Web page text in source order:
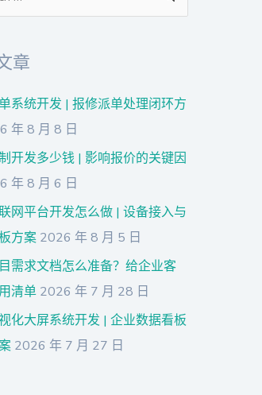
章
系统开发 | 报修派单处理闭环方
年 8 月 8 日
开发多少钱 | 影响报价的关键因
年 8 月 6 日
网平台开发怎么做 | 设备接入与
方案 2026 年 8 月 5 日
需求文档怎么准备？给企业客
清单 2026 年 7 月 28 日
化大屏系统开发 | 企业数据看板
2026 年 7 月 27 日